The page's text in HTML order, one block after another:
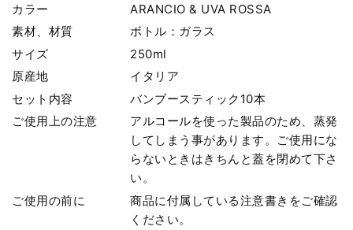
カラー
ARANCIO & UVA ROSSA
素材、材質
ボトル：ガラス
サイズ
250ml
原産地
イタリア
セット内容
バンブースティック10本
ご使用上の注意
アルコールを使った製品のため、蒸発
してしまう事があります。ご使用にな
らないときはきちんと蓋を閉めて下さ
い。
ご使用の前に
商品に付属している注意書きをご確認
ください。